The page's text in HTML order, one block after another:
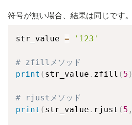
符号が無い場合、結果は同じです。
str_value = '123'
# zfillメソッド
print ( str_value . zfill ( 5 )
# rjustメソッド
print ( str_value . rjust ( 5 ,